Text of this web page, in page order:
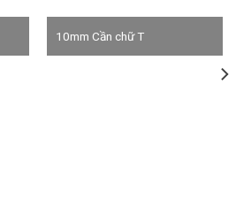
10mm Cần chữ T